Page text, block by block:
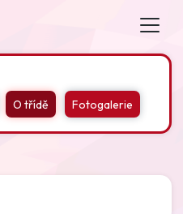
O třídě Fotogalerie